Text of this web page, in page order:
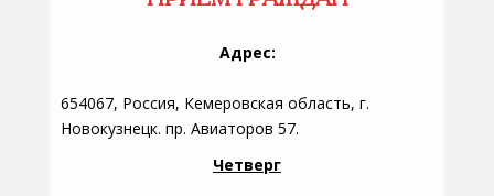
Адрес:
654067, Россия, Кемеровская область, г.
Новокузнецк. пр. Авиаторов 57.
Четверг